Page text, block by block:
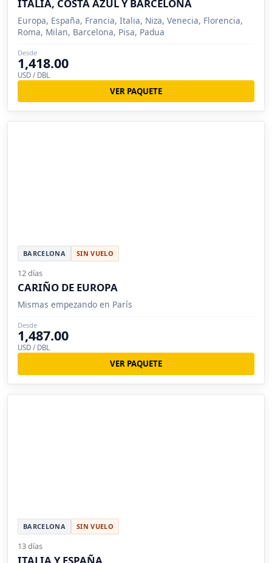
ITALIA, COSTA AZUL Y BARCELONA
Europa, España, Francia, Italia, Niza, Venecia, Florencia,
Roma, Milan, Barcelona, Pisa, Padua
Desde
1,418.00
USD / DBL
VER PAQUETE
BARCELONA SIN VUELO
12 días
CARIÑO DE EUROPA
Mismas empezando en París
Desde
1,487.00
USD / DBL
VER PAQUETE
BARCELONA SIN VUELO
13 días